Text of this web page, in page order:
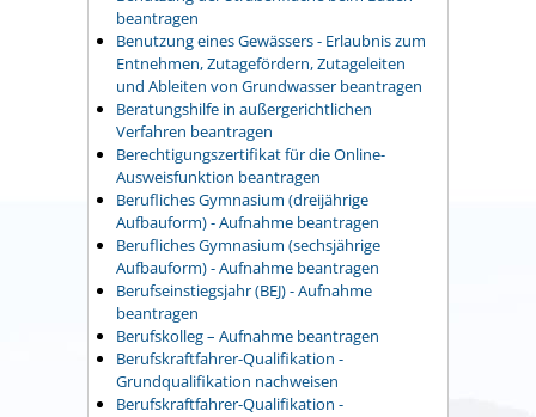
beantragen
Benutzung eines Gewässers - Erlaubnis zum
Entnehmen, Zutagefördern, Zutageleiten
und Ableiten von Grundwasser beantragen
Beratungshilfe in außergerichtlichen
Verfahren beantragen
Berechtigungszertifikat für die Online-
Ausweisfunktion beantragen
Berufliches Gymnasium (dreijährige
Aufbauform) - Aufnahme beantragen
Berufliches Gymnasium (sechsjährige
Aufbauform) - Aufnahme beantragen
Berufseinstiegsjahr (BEJ) - Aufnahme
beantragen
Berufskolleg – Aufnahme beantragen
Berufskraftfahrer-Qualifikation -
Grundqualifikation nachweisen
Berufskraftfahrer-Qualifikation -